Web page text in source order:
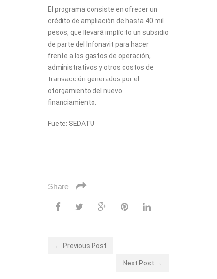
El programa consiste en ofrecer un
crédito de ampliación de hasta 40 mil
pesos, que llevará implícito un subsidio
de parte del Infonavit para hacer
frente a los gastos de operación,
administrativos y otros costos de
transacción generados por el
otorgamiento del nuevo
financiamiento.
Fuete: SEDATU
Share
← Previous Post
Next Post →